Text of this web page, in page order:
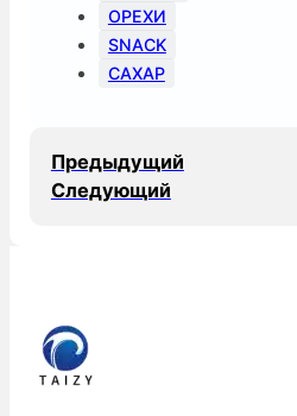
ОРЕХИ
SNACK
САХАР
Предыдущий
Следующий